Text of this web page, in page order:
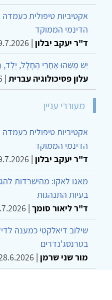
אקטיביות טיפולית
הדינמי הממוקד
ד"ר יעקב יבלון |
יֵשׁ מַשֶּׁהוּ אַחֲרֵי הֶחָלָל,
עלון פסיכולוגיה עברית |
מעוררי עניין
אקטיביות טיפולית
הדינמי הממוקד
ד"ר יעקב יבלון |
מאגו לאקו: מהישרדות
בעיות התנהגות
ד"ר ליאור סומך |
שילוב דיאלקטי כמענה
בטרנסג'נדרים
מור שני שרמן |